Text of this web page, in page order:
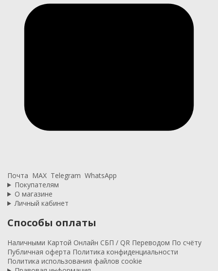
Почта MAX Telegram WhatsApp
Покупателям
О магазине
Личный кабинет
Способы оплаты
Наличными Картой Онлайн СБП / QR Переводом По счёту
Публичная оферта Политика конфиденциальности
Политика использования файлов cookie